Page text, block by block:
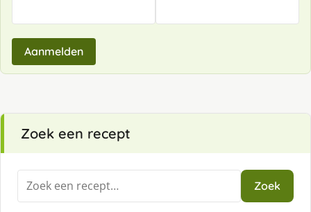
Aanmelden
Zoek een recept
Zoeken
naar:
Zoek